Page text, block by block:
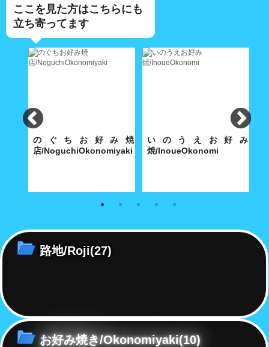
ここを見た方はこちらにも
立ち寄ってます
のぐちお好み焼
店/NoguchiOkonomiyaki
のぐちのお好み焼きは、漁師町
いのうえお好み
焼/InoueOkonomi
お好み焼きに標語を掛けると、
路地/Roji(27)
お好み焼き/Okonomiyaki(10)